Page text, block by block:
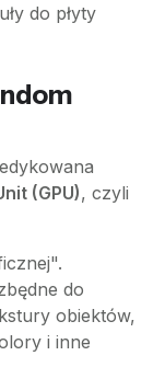
do płyty
(GPU), czyli
do
obiektów,
i inne